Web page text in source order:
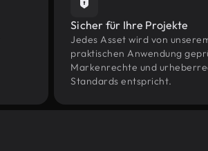
Sicher für Ihre Projekte
Jedes Asset wird von
praktischen Anwendung
Markenrechte und
Standards entspricht.